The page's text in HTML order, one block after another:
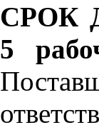
СРОК
5